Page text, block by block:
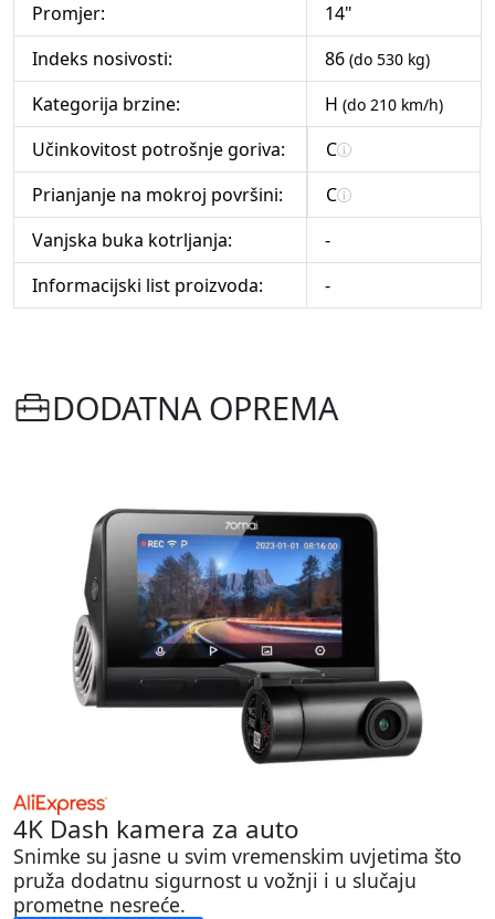
Promjer:
14"
Indeks nosivosti:
86 (do 530 kg)
Kategorija brzine: H (do 210 km/h)
Učinkovitost potrošnje goriva:
C
Prianjanje na mokroj površini:
C
Vanjska buka kotrljanja:
-
Informacijski list proizvoda:
-
DODATNA OPREMA
4K Dash kamera za auto
Snimke su jasne u svim vremenskim uvjetima što
pruža dodatnu sigurnost u vožnji i u slučaju
prometne nesreće.